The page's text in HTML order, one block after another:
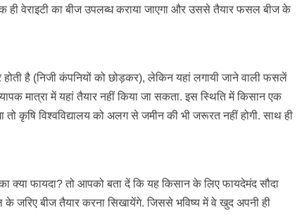
ही वेराइटी का बीज उपलब्ध कराया जाएगा और उससे तैयार फसल बीज के
है (निजी कंपनियों को छोड़कर), लेकिन यहां लगायी जाने वाली फसलें
मात्रा में यहां तैयार नहीं किया जा सकता. इस स्थिति में किसान एक
कृषि विश्वविद्यालय को अलग से जमीन की भी जरूरत नहीं होगी. साथ ही
क्या फायदा? तो आपको बता दें कि यह किसान के लिए फायदेमंद सौदा
के जरिए बीज तैयार करना सिखायेंगे. जिससे भविष्य में वे खुद अपनी ही